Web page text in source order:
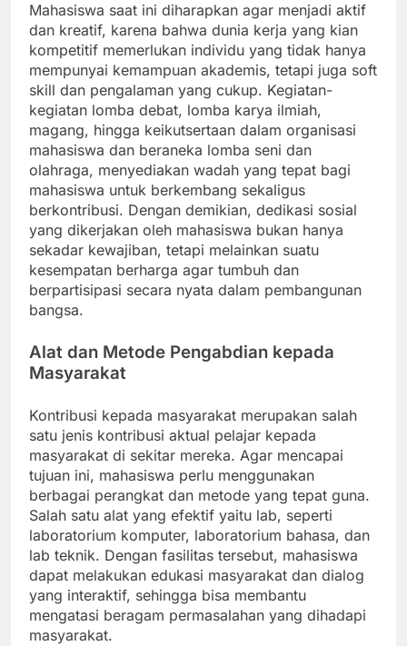
Mahasiswa saat ini diharapkan agar menjadi aktif
dan kreatif, karena bahwa dunia kerja yang kian
kompetitif memerlukan individu yang tidak hanya
mempunyai kemampuan akademis, tetapi juga soft
skill dan pengalaman yang cukup. Kegiatan-
kegiatan lomba debat, lomba karya ilmiah,
magang, hingga keikutsertaan dalam organisasi
mahasiswa dan beraneka lomba seni dan
olahraga, menyediakan wadah yang tepat bagi
mahasiswa untuk berkembang sekaligus
berkontribusi. Dengan demikian, dedikasi sosial
yang dikerjakan oleh mahasiswa bukan hanya
sekadar kewajiban, tetapi melainkan suatu
kesempatan berharga agar tumbuh dan
berpartisipasi secara nyata dalam pembangunan
bangsa.
Alat dan Metode Pengabdian kepada
Masyarakat
Kontribusi kepada masyarakat merupakan salah
satu jenis kontribusi aktual pelajar kepada
masyarakat di sekitar mereka. Agar mencapai
tujuan ini, mahasiswa perlu menggunakan
berbagai perangkat dan metode yang tepat guna.
Salah satu alat yang efektif yaitu lab, seperti
laboratorium komputer, laboratorium bahasa, dan
lab teknik. Dengan fasilitas tersebut, mahasiswa
dapat melakukan edukasi masyarakat dan dialog
yang interaktif, sehingga bisa membantu
mengatasi beragam permasalahan yang dihadapi
masyarakat.